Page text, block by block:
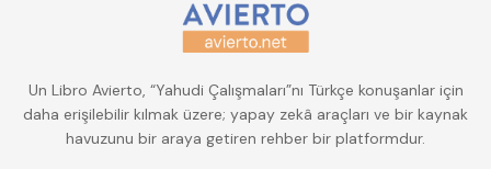
Un Libro Avierto, “Yahudi Çalışmaları”nı Türkçe konuşanlar için
daha erişilebilir kılmak üzere; yapay zekâ araçları ve bir kaynak
havuzunu bir araya getiren rehber bir platformdur.